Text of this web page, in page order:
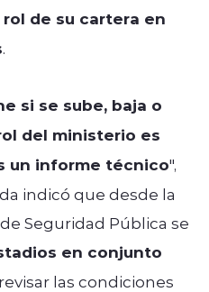
de su cartera en
.
si se sube, baja o
del ministerio es
un informe técnico",
indicó que desde la
Seguridad Pública se
en conjunto
las condiciones